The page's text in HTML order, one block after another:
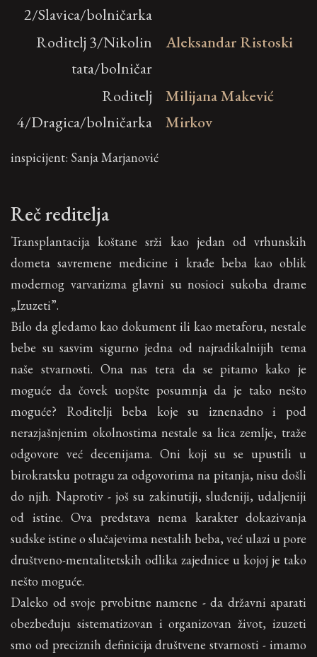
2/Slavica/bolničarka
Roditelj 3/Nikolin
tata/bolničar
Aleksandar Ristoski
Roditelj
4/Dragica/bolničarka
Milijana Makević
Mirkov
inspicijent: Sanja Marjanović
Reč reditelja
Transplantacija koštane srži kao jedan od vrhunskih
dometa savremene medicine i krađe beba kao oblik
modernog varvarizma glavni su nosioci sukoba drame
„Izuzeti”.
Bilo da gledamo kao dokument ili kao metaforu, nestale
bebe su sasvim sigurno jedna od najradikalnijih tema
naše stvarnosti. Ona nas tera da se pitamo kako je
moguće da čovek uopšte posumnja da je tako nešto
moguće? Roditelji beba koje su iznenadno i pod
nerazjašnjenim okolnostima nestale sa lica zemlje, traže
odgovore već decenijama. Oni koji su se upustili u
birokratsku potragu za odgovorima na pitanja, nisu došli
do njih. Naprotiv - još su zakinutiji, sluđeniji, udaljeniji
od istine. Ova predstava nema karakter dokazivanja
sudske istine o slučajevima nestalih beba, već ulazi u pore
društveno-mentalitetskih odlika zajednice u kojoj je tako
nešto moguće.
Daleko od svoje prvobitne namene - da državni aparati
obezbeđuju sistematizovan i organizovan život, izuzeti
smo od preciznih definicija društvene stvarnosti - imamo